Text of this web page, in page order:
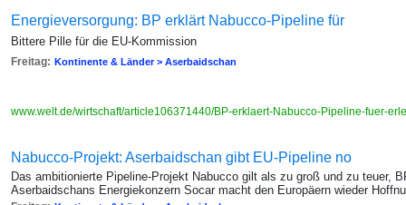
Energieversorgung: BP erklärt Nabucco-Pipeline für
Bittere Pille für die EU-Kommission
Freitag: Kontinente & Länder > Aserbaidschan
www.welt.de/wirtschaft/article106371440/BP-erklaert-Nabucco-Pipeline-fuer-
Nabucco-Projekt: Aserbaidschan gibt EU-Pipeline no
Das ambitionierte Pipeline-Projekt Nabucco gilt als zu groß und zu teuer,
Aserbaidschans Energiekonzern Socar macht den Europäern wieder